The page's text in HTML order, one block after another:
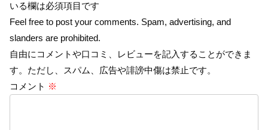
いる欄は必須項目です
Feel free to post your comments. Spam, advertising, and
slanders are prohibited.
自由にコメントや口コミ、レビューを記入することができま
す。ただし、スパム、広告や誹謗中傷は禁止です。
コメント ※